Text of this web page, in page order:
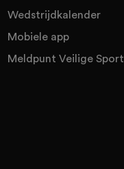
Wedstrijdkalender
Mobiele app
Meldpunt Veilige Sport